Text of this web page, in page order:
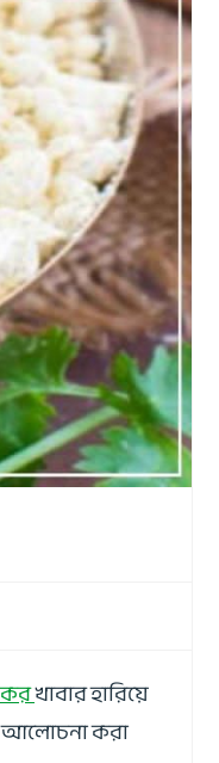
খাবার হারিয়ে
আলোচনা করা